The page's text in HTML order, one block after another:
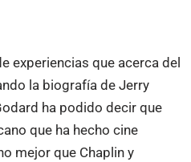
experiencias que acerca del
la biografía de Jerry
ha podido decir que
que ha hecho cine
mejor que Chaplin y